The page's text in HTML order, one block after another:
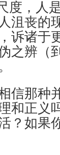
度，人
沮丧的
诉诸于
之辨（
信那种
和正义
？如果